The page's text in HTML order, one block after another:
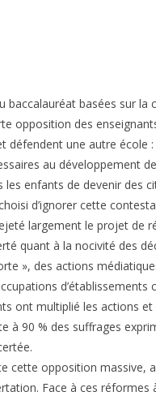
basées sur la
opposition des
une autre école :
au développement
enfants de devenir des
d’ignorer cette
largement le projet de
quant à la nocivité des
», des actions
d’établissements
ont multiplié les actions
à 90 % des suffrages
opposition massive,
Face à ces